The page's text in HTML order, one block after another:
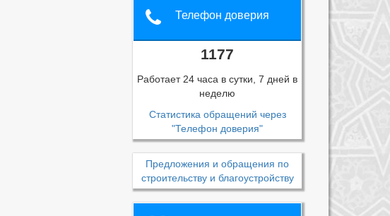
Телефон доверия
1177
Работает 24 часа в сутки, 7 дней в
неделю
Статистика обращений через
"Телефон доверия"
Предложения и обращения по
строительству и благоустройству